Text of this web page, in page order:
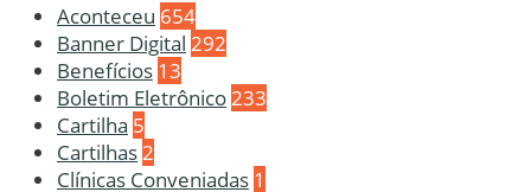
Aconteceu 654
Banner Digital 292
Benefícios 13
Boletim Eletrônico 233
Cartilha 5
Cartilhas 2
Clínicas Conveniadas 1